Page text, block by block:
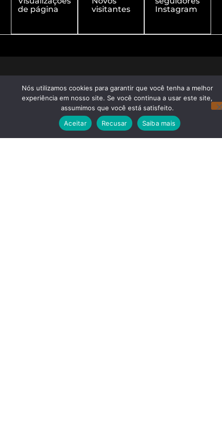
de página
visitantes
Instagram
Nós utilizamos cookies para garantir que você tenha a melhor
experiência em nosso site. Se você continua a usar este site,
assumimos que você está satisfeito.
Aceitar
Recusar Saiba mais